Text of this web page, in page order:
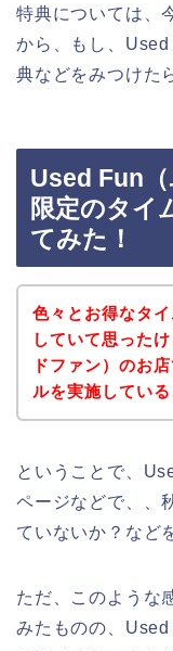
特典については、
から、もし、
典などをみつけた
Used Fun
限定のタイ
てみた！
色々とお得なタ
していて思った
ドファン）のお
ルを実施してい
ということで、
ページなどで、、
ていないか？など
ただ、このような
みたものの、